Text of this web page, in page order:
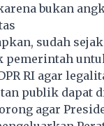
bukan
sudah
pemerintah
RI agar
publik dapat
agar